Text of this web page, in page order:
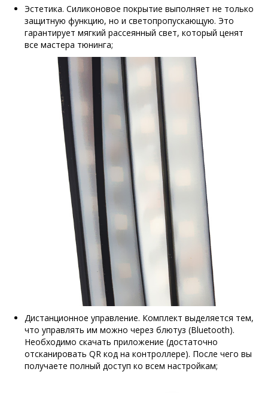
Эстетика. Силиконовое покрытие выполняет не только
защитную функцию, но и светопропускающую. Это
гарантирует мягкий рассеянный свет, который ценят
все мастера тюнинга;
Дистанционное управление. Комплект выделяется тем,
что управлять им можно через блютуз (Bluetooth).
Необходимо скачать приложение (достаточно
отсканировать QR код на контроллере). После чего вы
получаете полный доступ ко всем настройкам;